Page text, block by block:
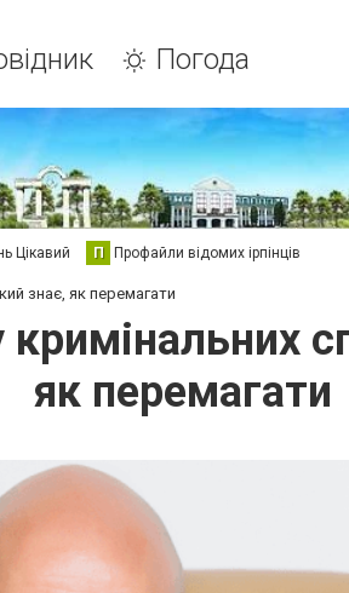
Погода
Цікавий П Профайли відомих ірпінців
знає, як перемагати
як перемагати